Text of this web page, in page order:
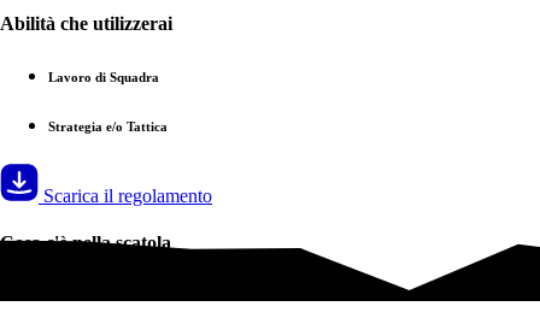
Abilità che utilizzerai
Lavoro di Squadra
Strategia e/o Tattica
Scarica il regolamento
Cosa c'è nella scatola